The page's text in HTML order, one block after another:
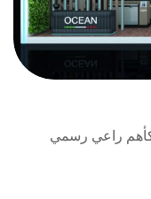
راعي رسمي